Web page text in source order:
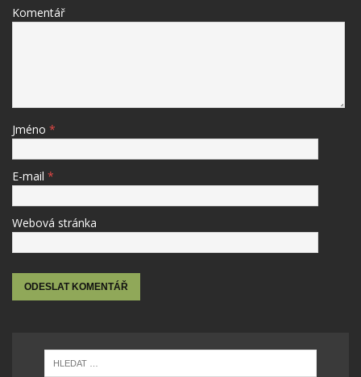
Komentář
Jméno *
E-mail *
Webová stránka